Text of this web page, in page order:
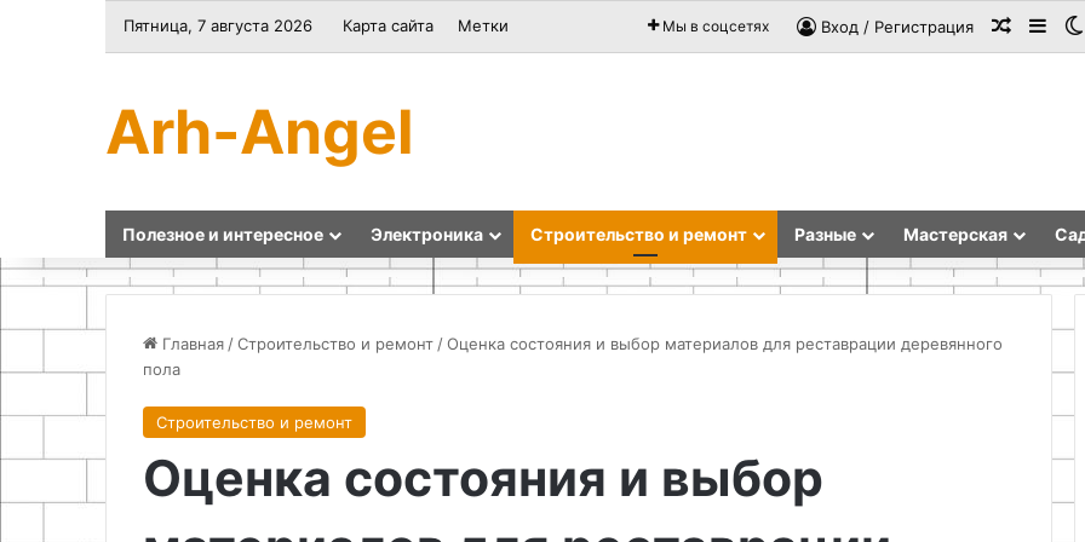
Пятница, 7 августа 2026 Карта сайта Метки Мы в соцсетях Вход / Регистрация
Arh-Angel
Полезное и интересное Электроника Строительство и ремонт Разные Мастерская
Главная /Строительство и ремонт /Оценка состояния и выбор материалов для реставрации деревянного
пола
Строительство и ремонт
Оценка состояния и выбор
Кардмейкинг
для
начинающих:
мастер-
Троицу
с